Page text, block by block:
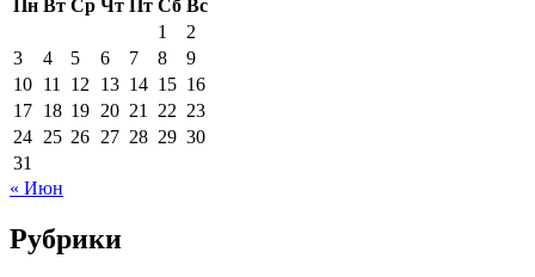
Пн Вт Ср Чт Пт Сб Вс
1
2
3
4 5 6 7 8
9
10 11 12 13 14 15 16
17 18 19 20 21 22 23
24 25 26 27 28 29 30
31
« Июн
Рубрики